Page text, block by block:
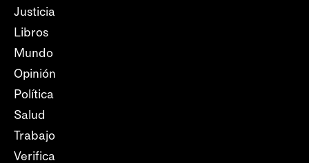
Justicia
Libros
Mundo
Opinión
Política
Salud
Trabajo
Verifica